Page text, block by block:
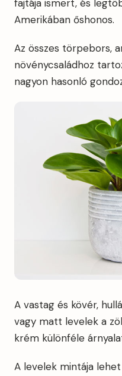
fajtája ismert, és
Amerikában őshonos.
Az összes törpebors,
növénycsaládhoz
nagyon hasonló
A vastag és kövér,
vagy matt levelek a
krém különféle
A levelek mintája